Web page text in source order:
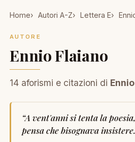
Home Autori A-Z Lettera E
AUTORE
Ennio Flaiano
14 aforismi e citazioni di
“A vent'anni si tenta la
pensa che bisognava insistere.